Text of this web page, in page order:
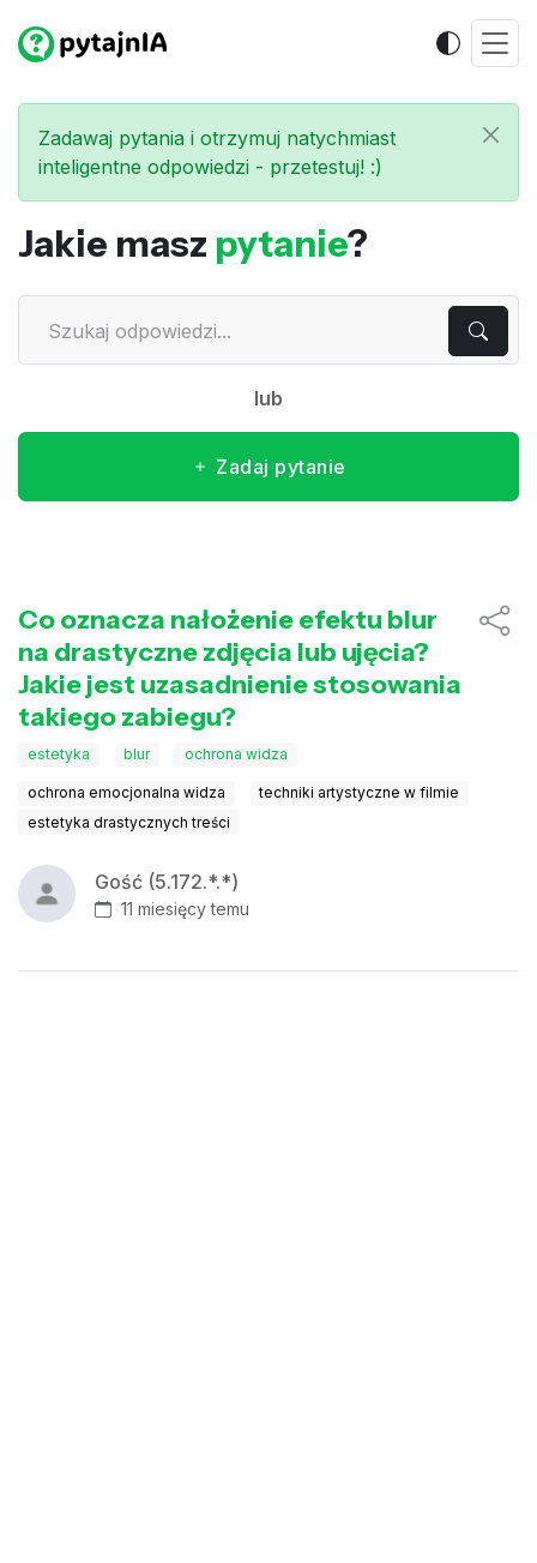
Zadawaj pytania i otrzymuj natychmiast
inteligentne odpowiedzi - przetestuj! :)
Jakie masz pytanie?
lub
Zadaj pytanie
Co oznacza nałożenie efektu blur
na drastyczne zdjęcia lub ujęcia?
Jakie jest uzasadnienie stosowania
takiego zabiegu?
estetyka blur ochrona widza
ochrona emocjonalna widza
techniki artystyczne w filmie
estetyka drastycznych treści
Gość (5.172.*.*)
11 miesięcy temu